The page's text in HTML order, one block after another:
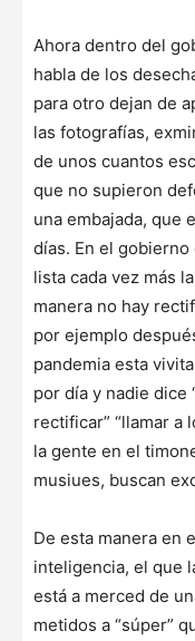
Ahora dentro del
habla de los
para otro dejan de
las fotografías,
de unos cuantos
que no supieron
una embajada, que
días. En el
lista cada vez más
manera no hay
por ejemplo
pandemia esta
por día y nadie dice
rectificar” “llamar a
la gente en el
musiues, buscan
De esta manera en
inteligencia, el que
está a merced de
metidos a “súper”